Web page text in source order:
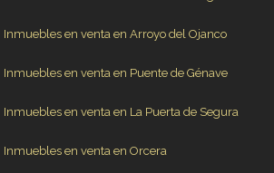
Inmuebles en venta en Arroyo del Ojanco
Inmuebles en venta en Puente de Génave
Inmuebles en venta en La Puerta de Segura
Inmuebles en venta en Orcera